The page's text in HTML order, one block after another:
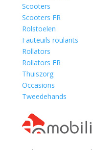
Scooters
Scooters FR
Rolstoelen
Fauteuils roulants
Rollators
Rollators FR
Thuiszorg
Occasions
Tweedehands